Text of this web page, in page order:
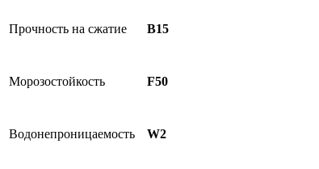
Прочность на сжатие B15
Морозостойкость F50
Водонепроницаемость W2